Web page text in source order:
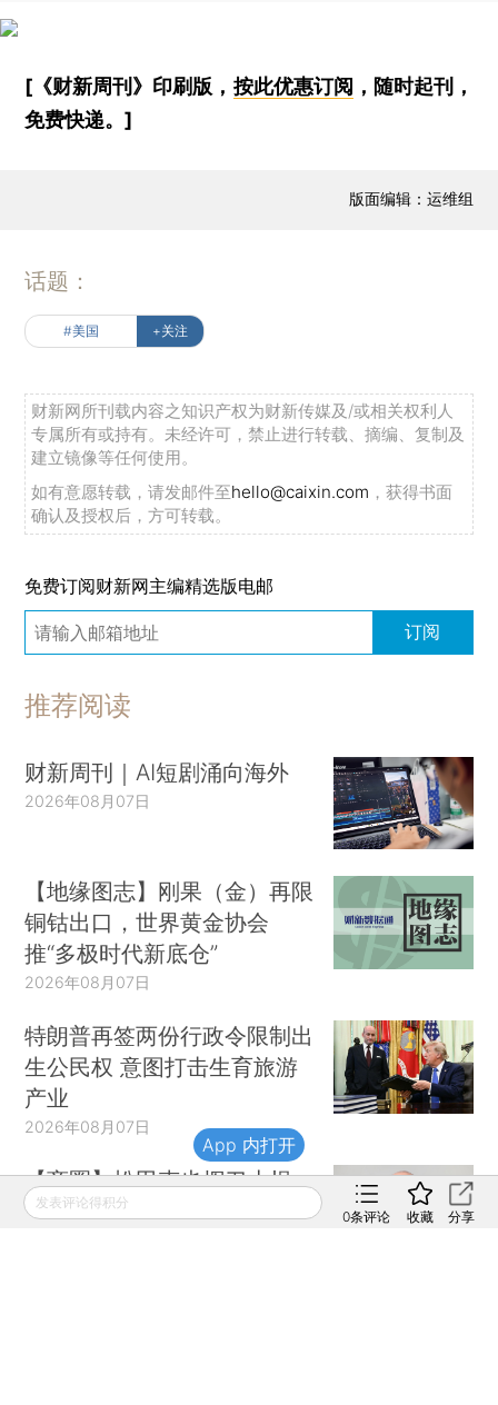
[《财新周刊》印刷版， 按此优惠订阅 ，随时起刊，
免费快递。]
版面编辑：运维组
话题：
#美国 +关注
财新网所刊载内容之知识产权为财新传媒及/或相关权利人
专属所有或持有。未经许可，禁止进行转载、摘编、复制及
建立镜像等任何使用。
如有意愿转载，请发邮件至hello@caixin.com ，获得书面
确认及授权后，方可转载。
免费订阅财新网主编精选版电邮
订阅
推荐阅读
财新周刊｜AI短剧涌向海外
2026年08月07日
【地缘图志】刚果（金）再限
铜钴出口，世界黄金协会
推“多极时代新底仓”
2026年08月07日
特朗普再签两份行政令限制出
生公民权 意图打击生育旅游
产业
2026年08月07日
【商圈】松田克也挥刀止损
明治折戟中国乳业
发表评论得积分
0条评论 收藏 分享
App 内打开